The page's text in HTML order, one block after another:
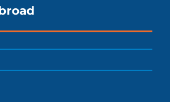
Buat Persiapan Study
Baca Sekarang!